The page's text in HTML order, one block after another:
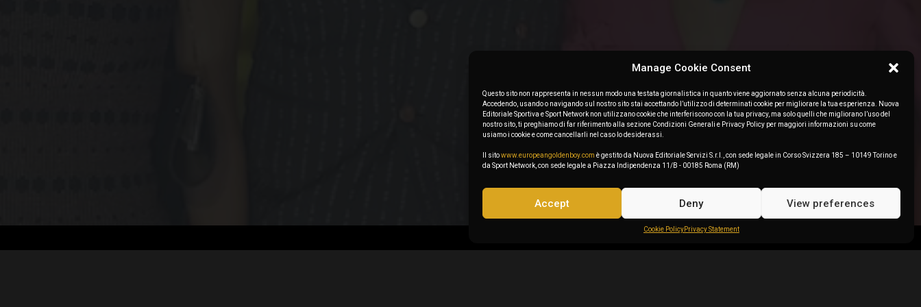
Manage Cookie Consent
Questo sito non rappresenta in nessun modo una testata giornalistica in quanto viene aggiornato senza alcuna periodicità.
Accedendo, usando o navigando sul nostro sito stai accettando l’utilizzo di determinati cookie per migliorare la tua esperienza. Nuova
Editoriale Sportiva e Sport Network non utilizzano cookie che interferiscono con la tua privacy, ma solo quelli che migliorano l’uso del
nostro sito, ti preghiamo di far riferimento alla sezione Condizioni Generali e Privacy Policy per maggiori informazioni su come
usiamo i cookie e come cancellarli nel caso lo desiderassi.
Il sitowww.europeangoldenboy.com è gestito da Nuova Editoriale Servizi S.r.l., con sede legale in Corso Svizzera 185 – 10149 Torino e
da Sport Network, con sede legale a Piazza Indipendenza 11/B - 00185 Roma (RM)
Accept Deny View preferences
Cookie PolicyPrivacy Statement